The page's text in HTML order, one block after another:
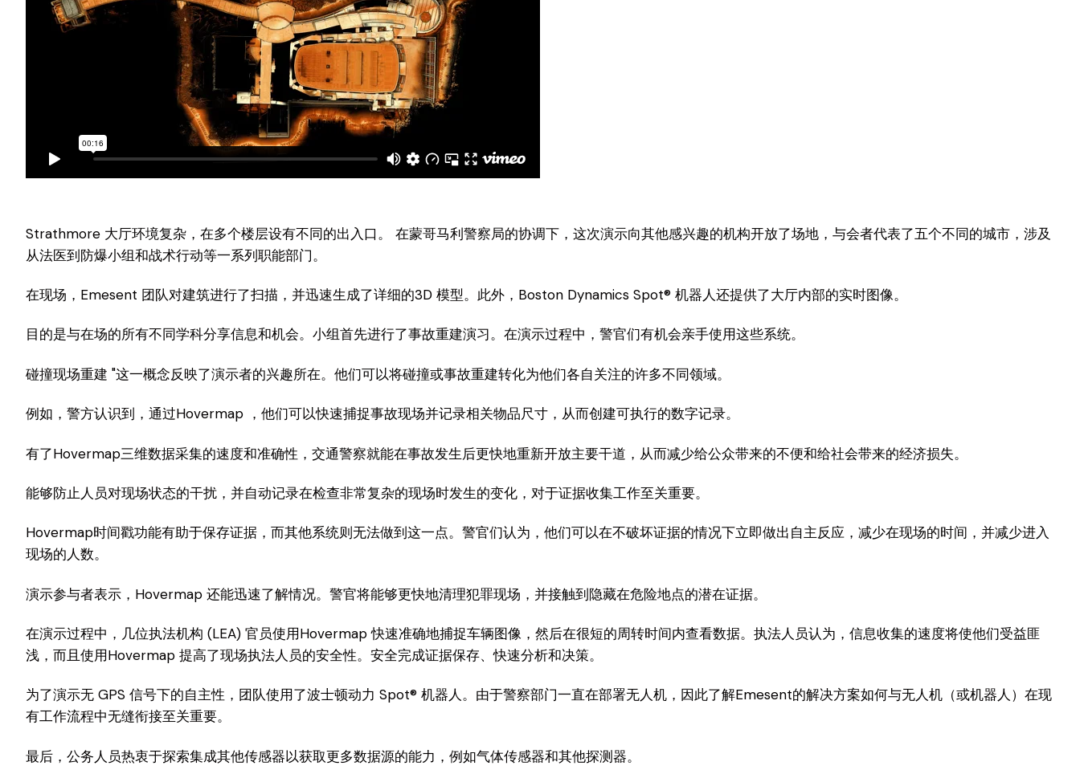
Strathmore 大厅环境复杂，在多个楼层设有不同的出入口。 在蒙哥马利警察局的协调下，这次演示向其他感兴趣的机构开放了场地，与会者代表了五个不同的城市，涉及
从法医到防爆小组和战术行动等一系列职能部门。
在现场，Emesent 团队对建筑进行了扫描，并迅速生成了详细的3D 模型。此外，Boston Dynamics Spot® 机器人还提供了大厅内部的实时图像。
目的是与在场的所有不同学科分享信息和机会。小组首先进行了事故重建演习。在演示过程中，警官们有机会亲手使用这些系统。
碰撞现场重建 "这一概念反映了演示者的兴趣所在。他们可以将碰撞或事故重建转化为他们各自关注的许多不同领域。
例如，警方认识到，通过Hovermap ，他们可以快速捕捉事故现场并记录相关物品尺寸，从而创建可执行的数字记录。
有了Hovermap三维数据采集的速度和准确性，交通警察就能在事故发生后更快地重新开放主要干道，从而减少给公众带来的不便和给社会带来的经济损失。
能够防止人员对现场状态的干扰，并自动记录在检查非常复杂的现场时发生的变化，对于证据收集工作至关重要。
Hovermap时间戳功能有助于保存证据，而其他系统则无法做到这一点。警官们认为，他们可以在不破坏证据的情况下立即做出自主反应，减少在现场的时间，并减少进入
现场的人数。
演示参与者表示，Hovermap 还能迅速了解情况。警官将能够更快地清理犯罪现场，并接触到隐藏在危险地点的潜在证据。
在演示过程中，几位执法机构 (LEA) 官员使用Hovermap 快速准确地捕捉车辆图像，然后在很短的周转时间内查看数据。执法人员认为，信息收集的速度将使他们受益匪
浅，而且使用Hovermap 提高了现场执法人员的安全性。安全完成证据保存、快速分析和决策。
为了演示无 GPS 信号下的自主性，团队使用了波士顿动力 Spot® 机器人。由于警察部门一直在部署无人机，因此了解Emesent的解决方案如何与无人机（或机器人）在现
有工作流程中无缝衔接至关重要。
最后，公务人员热衷于探索集成其他传感器以获取更多数据源的能力，例如气体传感器和其他探测器。